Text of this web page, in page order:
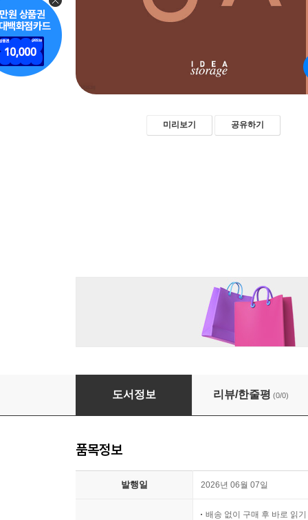
미리보기 공유하기
한뼘 명시
도서정보 리뷰/한줄평 (0/0)
품목정보
발행일 2026년 06월 07일
배송 없이 구매 후 바로 읽기